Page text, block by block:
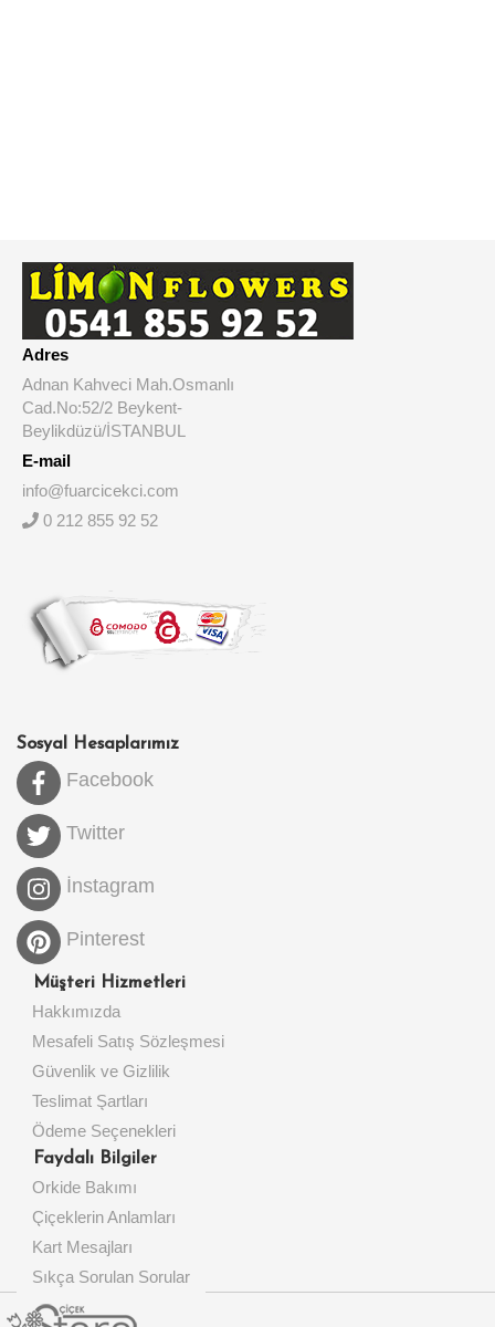
Adres
Adnan Kahveci Mah.Osmanlı
Cad.No:52/2 Beykent-
Beylikdüzü/İSTANBUL
E-mail
info@fuarcicekci.com
0 212 855 92 52
Sosyal Hesaplarımız
Facebook
Twitter
İnstagram
Pinterest
Müşteri Hizmetleri
Hakkımızda
Mesafeli Satış Sözleşmesi
Güvenlik ve Gizlilik
Teslimat Şartları
Ödeme Seçenekleri
Faydalı Bilgiler
Orkide Bakımı
Çiçeklerin Anlamları
Kart Mesajları
Sıkça Sorulan Sorular